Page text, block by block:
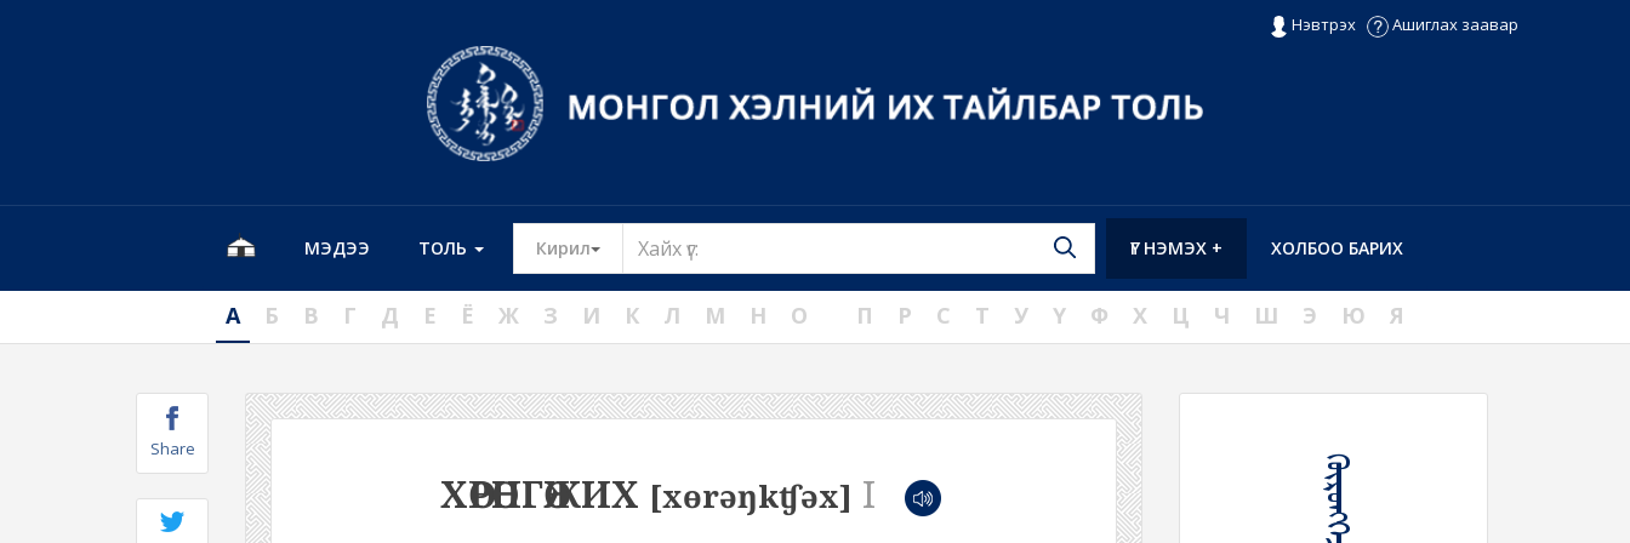
Нэвтрэх Ашиглах заавар
МЭДЭЭ ТОЛЬ Кирил Toggle Dropdown ХОЛБОО БАРИХ
ҮГ НЭМЭХ +
А Б В Г Д Е Ё Ж З И К Л М Н О П Р С Т У Ү Ф Х Ц Ч Ш Э Ю Я
Share
ХӨРӨНГӨЖИХ [xɵrəŋkʧəx] I ᠬᠥᠷᠦᠩᠭᠡᠵᠢᠬᠦ